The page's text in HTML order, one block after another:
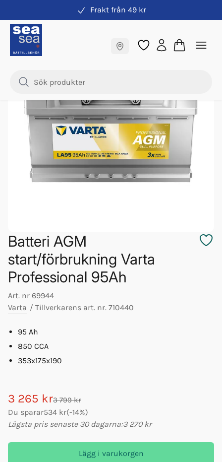
Frakt från 49 kr
Samma pris online & i butik
-14%
Batteri AGM
start/förbrukning Varta
Professional 95Ah
Art. nr 69944
Varta / Tillverkarens art. nr. 710440
95 Ah
850 CCA
353x175x190
3 265 kr3 799 kr
Du sparar534 kr(-14%)
Lägsta pris senaste 30 dagarna:3 270 kr
Lägg i varukorgen